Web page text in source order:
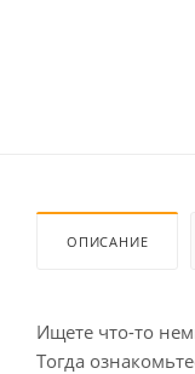
ОПИСАНИЕ
Ищете что-то
Тогда